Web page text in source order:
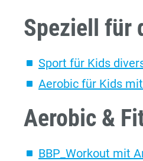
Speziell für
Sport für Kids
Aerobic für Kids
Aerobic &
BBP_Workout mit